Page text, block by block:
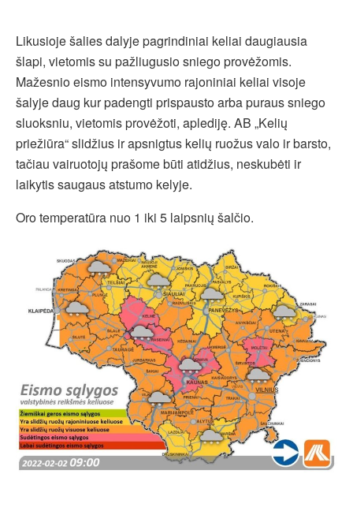
Likusioje šalies dalyje pagrindiniai keliai daugiausia
šlapi, vietomis su pažliugusio sniego provėžomis.
Mažesnio eismo intensyvumo rajoniniai keliai visoje
šalyje daug kur padengti prispausto arba puraus sniego
sluoksniu, vietomis provėžoti, aplediję. AB „Kelių
priežiūra“ slidžius ir apsnigtus kelių ruožus valo ir barsto,
tačiau vairuotojų prašome būti atidžius, neskubėti ir
laikytis saugaus atstumo kelyje.
Oro temperatūra nuo 1 iki 5 laipsnių šalčio.